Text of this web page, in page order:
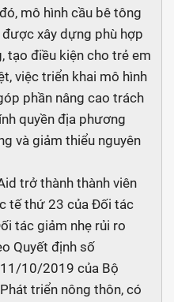
mô hình cầu bê tông
xây dựng phù hợp
tạo điều kiện cho trẻ em
việc triển khai mô hình
phần nâng cao trách
quyền địa phương
và giảm thiểu nguyên
trở thành thành viên
tế thứ 23 của Đối tác
tác giảm nhẹ rủi ro
Quyết định số
10/2019 của Bộ
triển nông thôn, có